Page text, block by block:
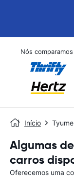
Nós
Início
Algumas
carros
Oferecemos uma